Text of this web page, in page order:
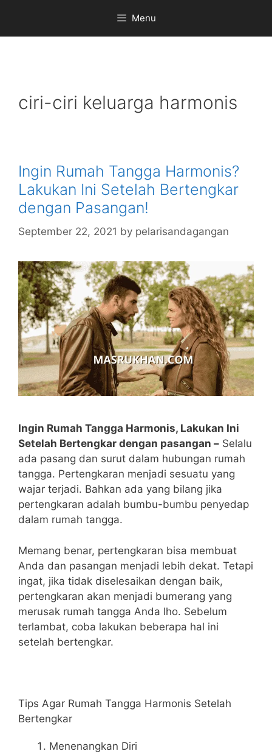
content
Menu
ciri-ciri keluarga harmonis
Ingin Rumah Tangga Harmonis?
Lakukan Ini Setelah Bertengkar
dengan Pasangan!
September 22, 2021 by pelarisandagangan
Ingin Rumah Tangga Harmonis, Lakukan Ini
Setelah Bertengkar dengan pasangan – Selalu
ada pasang dan surut dalam hubungan rumah
tangga. Pertengkaran menjadi sesuatu yang
wajar terjadi. Bahkan ada yang bilang jika
pertengkaran adalah bumbu-bumbu penyedap
dalam rumah tangga.
Memang benar, pertengkaran bisa membuat
Anda dan pasangan menjadi lebih dekat. Tetapi
ingat, jika tidak diselesaikan dengan baik,
pertengkaran akan menjadi bumerang yang
merusak rumah tangga Anda lho. Sebelum
terlambat, coba lakukan beberapa hal ini
setelah bertengkar.
Tips Agar Rumah Tangga Harmonis Setelah
Bertengkar
Menenangkan Diri